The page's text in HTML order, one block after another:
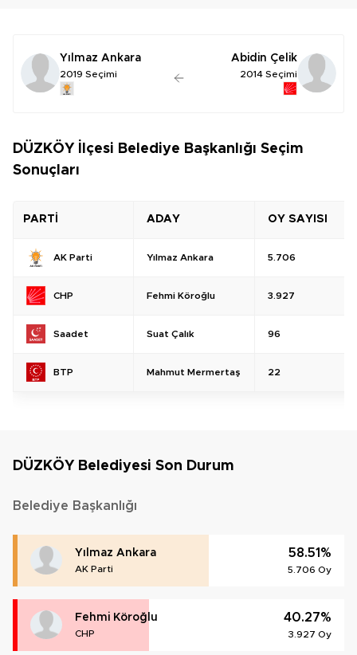
Yılmaz Ankara
2019 Seçimi
Abidin Çelik
2014 Seçimi
DÜZKÖY İlçesi Belediye Başkanlığı Seçim
Sonuçları
PARTİ ADAY OY SAYISI
AK Parti Yılmaz Ankara 5.706
CHP Fehmi Köroğlu 3.927
Saadet Suat Çalık 96
BTP Mahmut Mermertaş 22
DÜZKÖY Belediyesi Son Durum
Belediye Başkanlığı
Yılmaz Ankara
AK Parti
58.51%
5.706 Oy
Fehmi Köroğlu
CHP
40.27%
3.927 Oy